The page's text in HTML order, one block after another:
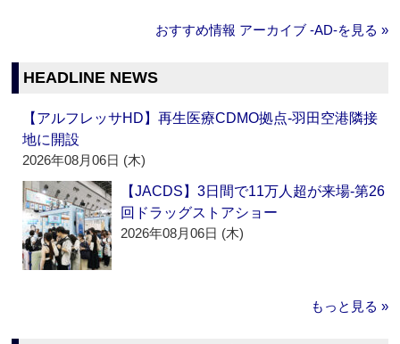
おすすめ情報 アーカイブ ‐AD‐を見る »
HEADLINE NEWS
【アルフレッサHD】再生医療CDMO拠点‐羽田空港隣接
地に開設
2026年08月06日 (木)
【JACDS】3日間で11万人超が来場‐第26
回ドラッグストアショー
2026年08月06日 (木)
もっと見る »